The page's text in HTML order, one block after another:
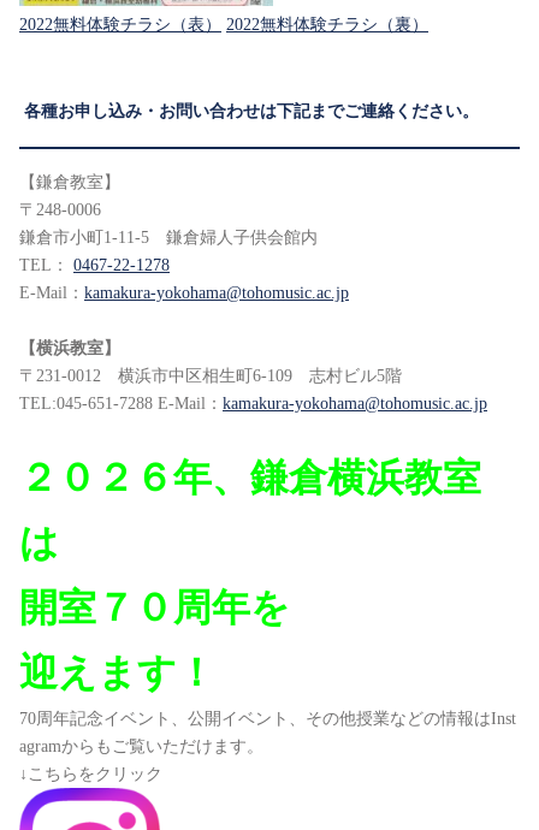
2022無料体験チラシ（表） 2022無料体験チラシ（裏）
各種お申し込み・お問い合わせは下記までご連絡ください。
【鎌倉教室】
〒248-0006
鎌倉市小町1-11-5 鎌倉婦人子供会館内
TEL： 0467-22-1278
E-Mail： kamakura-yokohama@tohomusic.ac.jp
【横浜教室】
〒231-0012 横浜市中区相生町6-109 志村ビル5階
TEL:045-651-7288 E-Mail： kamakura-yokohama@tohomusic.ac.jp
２０２６年、鎌倉横浜教室
は
開室７０周年を
迎えます！
70周年記念イベント、公開イベント、その他授業などの情報はInst
agramからもご覧いただけます。
↓こちらをクリック